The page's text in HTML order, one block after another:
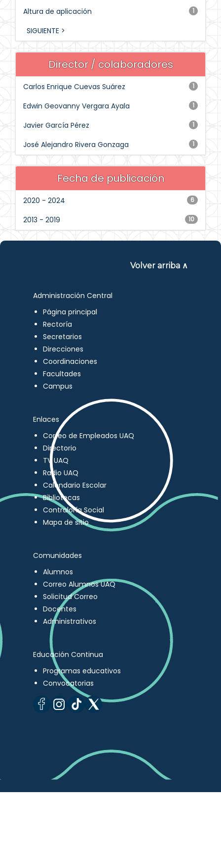
1
Altura de aplicación
SIGUIENTE >
Director / colaboradores
1
Carlos Enrique Cuevas Suárez
1
Edwin Geovanny Vergara Ayala
1
Javier García Pérez
1
José Alejandro Rivera Gonzaga
Fecha de publicación
6
2020 - 2024
10
2013 - 2019
Volver arriba ∧
Administración Central
Página principal
Rectoría
Secretarios
Direcciones
Coordinaciones
Facultades
Campus
Enlaces
Correo de Empleados UAQ
Directorio
TV UAQ
Radio UAQ
Calendario Escolar
Bibliotecas
Contraloría Social
Mapa de sitio
Comunidades
Alumnos
Correo Alumnos UAQ
Solicitud Correo
Docentes
Administrativos
Educación Continua
Programas educativos
Convocatorias